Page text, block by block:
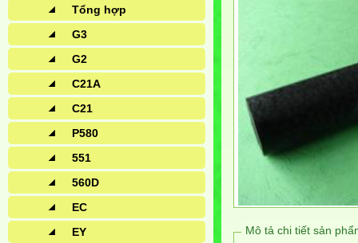
Tổng hợp
G3
G2
C21A
C21
P580
551
560D
EC
EY
Mô tả chi tiết sản